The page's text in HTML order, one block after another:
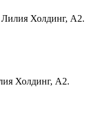
Лилия Холдинг, А2.
Холдинг, А2.